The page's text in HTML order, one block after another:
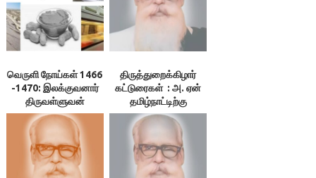
வெருளி நோய்கள் 1466
-1470: இலக்குவனார்
திருவள்ளுவன்
திருத்துறைக்கிழார்
கட்டுரைகள் : அ. ஏன்
தமிழ்நாட்டிற்கு
விடுதலை?